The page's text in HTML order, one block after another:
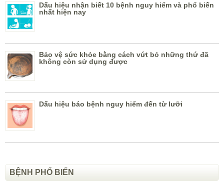
Dấu hiệu nhận biết 10 bệnh nguy hiểm và phổ biến
nhất hiện nay
Bảo vệ sức khỏe bằng cách vứt bỏ những thứ đã
không còn sử dụng được
Dấu hiệu báo bệnh nguy hiểm đến từ lưỡi
BỆNH PHỔ BIẾN